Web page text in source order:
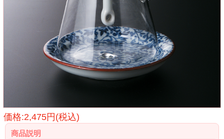
価格:2,475円(税込)
商品説明